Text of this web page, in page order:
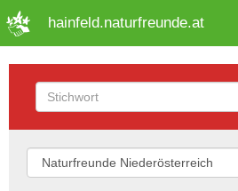
hainfeld.naturfreunde.at